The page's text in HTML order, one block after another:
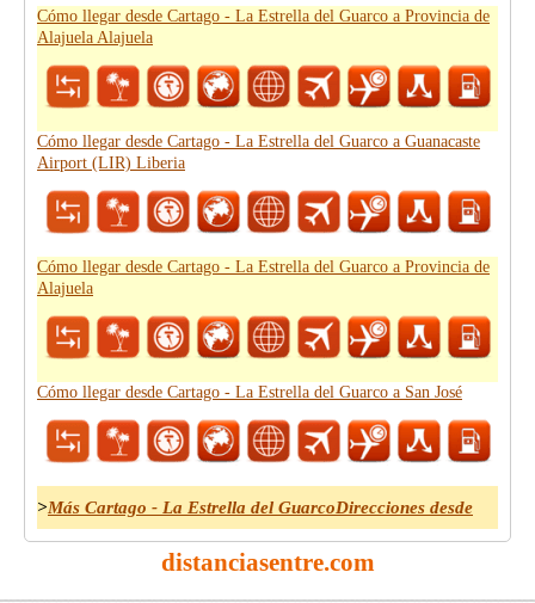
Cómo llegar desde Cartago - La Estrella del Guarco a Provincia de
Alajuela Alajuela
Cómo llegar desde Cartago - La Estrella del Guarco a Guanacaste
Airport (LIR) Liberia
Cómo llegar desde Cartago - La Estrella del Guarco a Provincia de
Alajuela
Cómo llegar desde Cartago - La Estrella del Guarco a San José
>Más Cartago - La Estrella del GuarcoDirecciones desde
distanciasentre.com